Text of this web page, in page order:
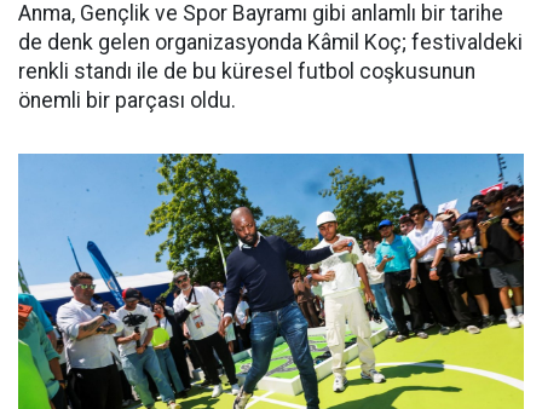
Anma, Gençlik ve Spor Bayramı gibi anlamlı bir tarihe
de denk gelen organizasyonda Kâmil Koç; festivaldeki
renkli standı ile de bu küresel futbol coşkusunun
önemli bir parçası oldu.